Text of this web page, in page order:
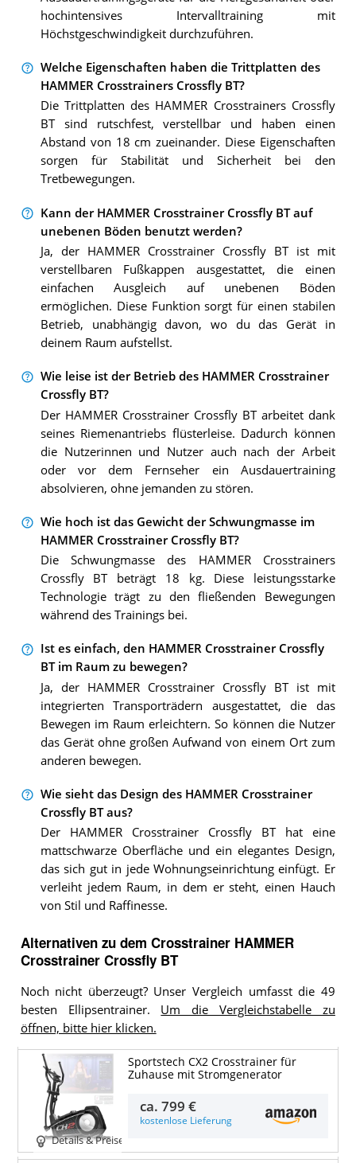
hochintensives Intervalltraining mit
Höchstgeschwindigkeit durchzuführen.
Welche Eigenschaften haben die Trittplatten des
HAMMER Crosstrainers Crossfly BT?
Die Trittplatten des HAMMER Crosstrainers Crossfly
BT sind rutschfest, verstellbar und haben einen
Abstand von 18 cm zueinander. Diese Eigenschaften
sorgen für Stabilität und Sicherheit bei den
Tretbewegungen.
Kann der HAMMER Crosstrainer Crossfly BT auf
unebenen Böden benutzt werden?
Ja, der HAMMER Crosstrainer Crossfly BT ist mit
verstellbaren Fußkappen ausgestattet, die einen
einfachen Ausgleich auf unebenen Böden
ermöglichen. Diese Funktion sorgt für einen stabilen
Betrieb, unabhängig davon, wo du das Gerät in
deinem Raum aufstellst.
Wie leise ist der Betrieb des HAMMER Crosstrainer
Crossfly BT?
Der HAMMER Crosstrainer Crossfly BT arbeitet dank
seines Riemenantriebs flüsterleise. Dadurch können
die Nutzerinnen und Nutzer auch nach der Arbeit
oder vor dem Fernseher ein Ausdauertraining
absolvieren, ohne jemanden zu stören.
Wie hoch ist das Gewicht der Schwungmasse im
HAMMER Crosstrainer Crossfly BT?
Die Schwungmasse des HAMMER Crosstrainers
Crossfly BT beträgt 18 kg. Diese leistungsstarke
Technologie trägt zu den fließenden Bewegungen
während des Trainings bei.
Ist es einfach, den HAMMER Crosstrainer Crossfly
BT im Raum zu bewegen?
Ja, der HAMMER Crosstrainer Crossfly BT ist mit
integrierten Transporträdern ausgestattet, die das
Bewegen im Raum erleichtern. So können die Nutzer
das Gerät ohne großen Aufwand von einem Ort zum
anderen bewegen.
Wie sieht das Design des HAMMER Crosstrainer
Crossfly BT aus?
Der HAMMER Crosstrainer Crossfly BT hat eine
mattschwarze Oberfläche und ein elegantes Design,
das sich gut in jede Wohnungseinrichtung einfügt. Er
verleiht jedem Raum, in dem er steht, einen Hauch
von Stil und Raffinesse.
Alternativen zu dem Crosstrainer HAMMER
Crosstrainer Crossfly BT
Noch nicht überzeugt? Unser Vergleich umfasst die 49
besten Ellipsentrainer. Um die Vergleichstabelle zu
öffnen, bitte hier klicken.
Details & Preise
Sportstech CX2 Crosstrainer für
Zuhause mit Stromgenerator
ca.799 €
kostenlose Lieferung